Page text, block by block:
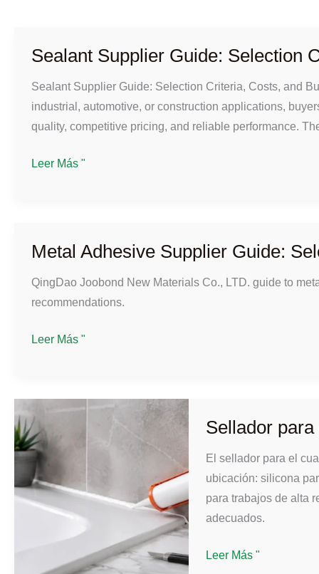
Sealant Supplier Guide: Selection
Sealant Supplier Guide: Selection Criteria, Costs, and
industrial, automotive, or construction applications,
quality, competitive pricing, and reliable performance.
Sealant
Criteria,
and
Buying
Leer Más "
Metal Adhesive Supplier Guide:
QingDao Joobond New Materials Co., LTD. guide to
recommendations.
Metal
Guide:
Selection
Criteria,
Costs,
and
Buying
Leer Más "
Sellador
El sellador para el
ubicación: silicona
para trabajos de alta
adecuados.
Sellador
Leer Más "